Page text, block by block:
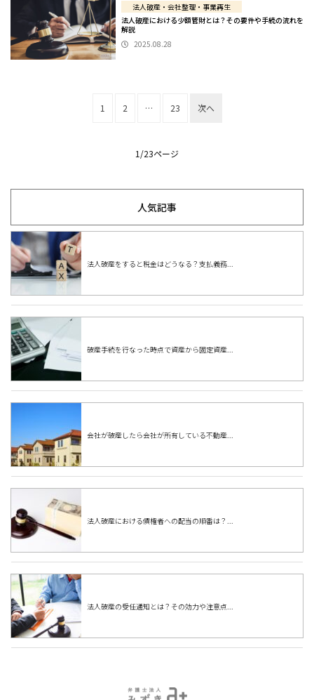
法人破産・会社整理・事業再生
法人破産における少額管財とは？その要件や手続の流れを
解説
2025.08.28
投
ー
送
り
1 2 … 23 次へ
1/23ページ
人気記事
法人破産をすると税金はどうなる？支払義務...
破産手続を行なった時点で資産から固定資産...
会社が破産したら会社が所有している不動産...
法人破産における債権者への配当の順番は？...
法人破産の受任通知とは？その効力や注意点...